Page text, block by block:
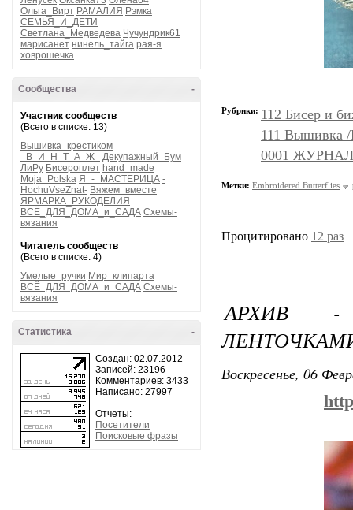
Ольга_Вирт РАМАЛИЯ Рэмка
СЕМЬЯ_И_ДЕТИ
Светлана_Медведева Чучундрик61
марисанет нинель_тайга рая-я
ховрошечка
-
Сообщества
Участник сообществ
(Всего в списке: 13)
Вышивка_крестиком
_В_И_Н_Т_А_Ж_
Декупажный_Бум
ЛиРу Бисероплет hand_made
Moja_Polska Я_-_МАСТЕРИЦА -
HochuVseZnat- Вяжем_вместе
ЯРМАРКА_РУКОДЕЛИЯ
ВСЁ_ДЛЯ_ДОМА_и_САДА Схемы-
вязания
Читатель сообществ
(Всего в списке: 4)
Умелые_ручки Мир_клипарта
ВСЁ_ДЛЯ_ДОМА_и_САДА Схемы-
вязания
-
Статистика
Создан: 02.07.2012
Записей: 23196
Комментариев: 3433
Написано: 27997
Отчеты:
Посетители
Поисковые фразы
Рубрики: 112 Бисер и
111 Вышивка
0001
Метки: Embroidered Butterflies
Процитировано 12 раз
АРХИВ -
Воскресенье, 06